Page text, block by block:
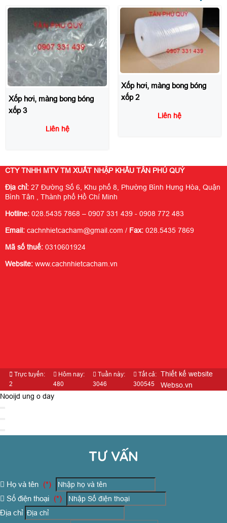
Xốp hơi, màng bong bóng
xốp 3
Liên hệ
Xốp hơi, màng bong bóng
xốp 2
Liên hệ
CTY TNHH MTV TM XUẤT NHẬP KHẨU TÂN PHÚ QUÝ
Địa chỉ: 27 Đường Số 6, Khu phố 8, Phường Bình Hưng Hòa, Quận
Bình Tân , Thành phố Hồ Chí Minh
Hotline: 028.5435 7868 – 0907 331 439 - 0908 772 483
Email: cachnhietcacham@gmail.com / Fax: 028.5435 7869
Mã số thuế: 0310601924
Website: www.cachnhietcacham.vn
Trực tuyến:
2
Hôm nay:
480
Tuần này:
3046
Tất cả:
300545
Thiết kế website
Webso.vn
Nooijd ung o day
TƯ VẤN
Họ và tên (*)
Số điện thoại (*)
Địa chỉ